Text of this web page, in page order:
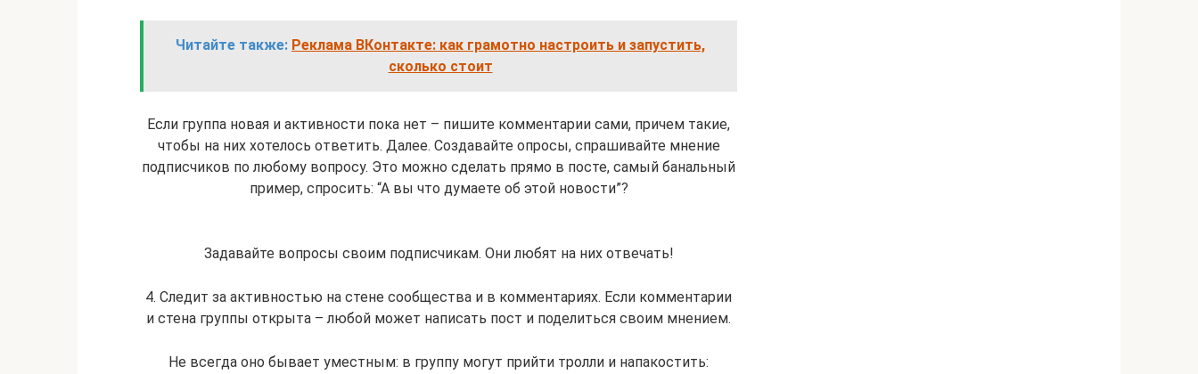
Читайте также: Реклама ВКонтакте: как грамотно настроить и запустить,
сколько стоит
Если группа новая и активности пока нет – пишите комментарии сами, причем такие,
чтобы на них хотелось ответить. Далее. Создавайте опросы, спрашивайте мнение
подписчиков по любому вопросу. Это можно сделать прямо в посте, самый банальный
пример, спросить: “А вы что думаете об этой новости”?
Задавайте вопросы своим подписчикам. Они любят на них отвечать!
4. Следит за активностью на стене сообщества и в комментариях. Если комментарии
и стена группы открыта – любой может написать пост и поделиться своим мнением.
Не всегда оно бывает уместным: в группу могут прийти тролли и напакостить: